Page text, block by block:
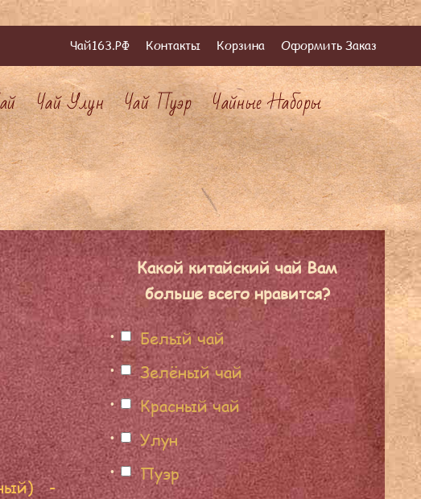
Чай163.РФ Контакты Корзина Оформить Заказ
Чай Улун Чай Пуэр
Чайные Наборы
-
Какой китайский чай Вам
больше всего нравится?
Белый чай
Зелёный чай
Красный чай
Улун
Пуэр